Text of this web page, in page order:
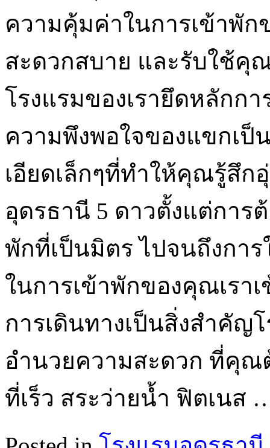
ความคุ้มค่าในการเข้าพัก
สะดวกสบาย และรับใช้
โรงแรมของเรายึดหลักก
ความพึงพอใจของแขกเป็
เอียดเล็กๆที่ทำให้คุณรู้สึก
อุดรธานี 5 ดาวตั้งแต่การ
พักที่เป็นมิตร ไปจนถึงกา
ในการเข้าพักของคุณเรา
การเดินทางเป็นสิ่งสำคัญ
อำนวยความสะดวก ที่คุณ
ที่เร็ว สระว่ายน้ำ ฟิตเนส